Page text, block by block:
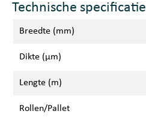
Technische specificatie
Breedte (mm)
Dikte (μm)
Lengte (m)
Rollen/Pallet